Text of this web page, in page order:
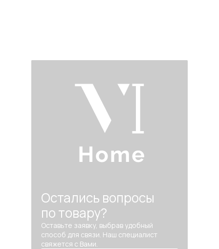
Остались вопросы
по товару?
Оставьте заявку, выбрав удобный
способ для связи. Наш специалист
свяжется с Вами.